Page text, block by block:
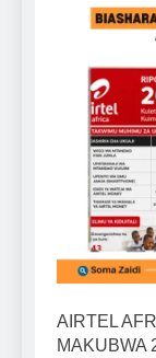
AIRTEL
MAKUBWA